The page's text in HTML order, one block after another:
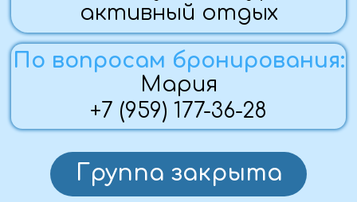
— Обзорная пешеходная экскурсия по
г. Владикавказ, узнаем много
интересного, увидим самые красивые
2 ДЕНЬ (04.06.25)
— Вечерний выезд ~18:00, из Алчевска,
(Стаханов, Брянка — бесплатный
трансфер), Луганска, Краснодона,